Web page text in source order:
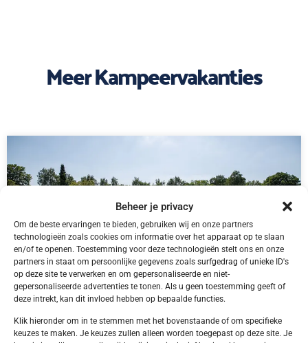
Beheer je privacy
Om de beste ervaringen te bieden, gebruiken wij en onze partners
technologieën zoals cookies om informatie over het apparaat op te slaan
en/of te openen. Toestemming voor deze technologieën stelt ons en onze
partners in staat om persoonlijke gegevens zoals surfgedrag of unieke ID's
op deze site te verwerken en om gepersonaliseerde en niet-
gepersonaliseerde advertenties te tonen. Als u geen toestemming geeft of
deze intrekt, kan dit invloed hebben op bepaalde functies.
Klik hieronder om in te stemmen met het bovenstaande of om specifieke
keuzes te maken. Je keuzes zullen alleen worden toegepast op deze site. Je
Meer Kampeervakanties
DE, Bliesgau